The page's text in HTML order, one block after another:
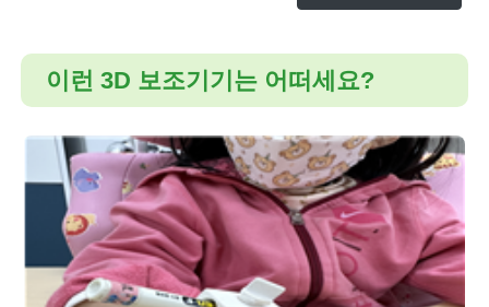
이런 3D 보조기기는 어떠세요?